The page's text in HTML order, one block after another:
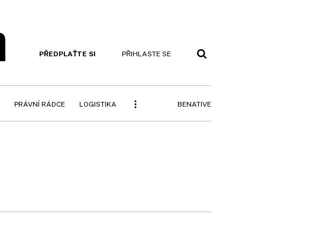
PŘEDPLAŤTE SI PŘIHLASTE SE
PRÁVNÍ RÁDCE LOGISTIKA BENATIVE